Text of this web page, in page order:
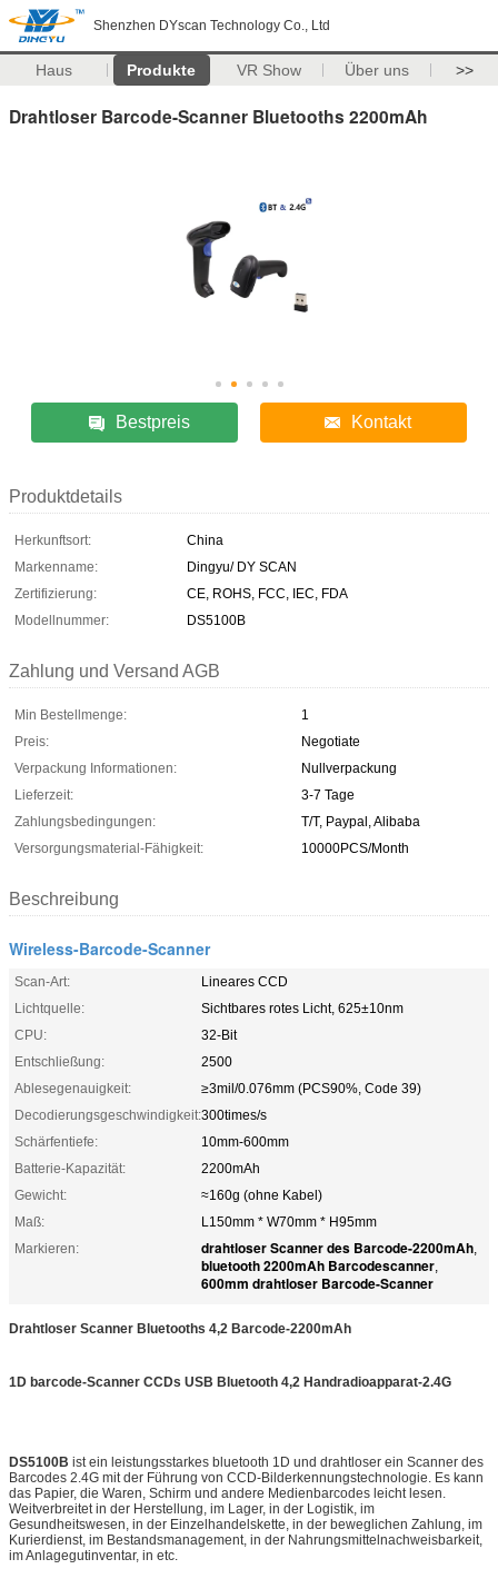
Shenzhen DYscan Technology Co., Ltd
Haus Produkte VR Show Über uns >>
Drahtloser Barcode-Scanner Bluetooths 2200mAh
Bestpreis Kontakt
Produktdetails
Herkunftsort:
China
Markenname:
Dingyu/ DY SCAN
Zertifizierung:
CE, ROHS, FCC, IEC, FDA
Modellnummer:
DS5100B
Zahlung und Versand AGB
Min Bestellmenge:
1
Preis:
Negotiate
Verpackung Informationen:
Nullverpackung
Lieferzeit:
3-7 Tage
Zahlungsbedingungen:
T/T, Paypal, Alibaba
Versorgungsmaterial-Fähigkeit:
10000PCS/Month
Beschreibung
Wireless-Barcode-Scanner
Scan-Art:
Lineares CCD
Lichtquelle:
Sichtbares rotes Licht, 625±10nm
CPU:
32-Bit
Entschließung:
2500
Ablesegenauigkeit:
≥3mil/0.076mm (PCS90%, Code 39)
Decodierungsgeschwindigkeit:300times/s
Schärfentiefe:
10mm-600mm
Batterie-Kapazität:
2200mAh
Gewicht:
≈160g (ohne Kabel)
Maß:
L150mm * W70mm * H95mm
Markieren:
drahtloser Scanner des Barcode-2200mAh,
bluetooth 2200mAh Barcodescanner,
600mm drahtloser Barcode-Scanner
Drahtloser Scanner Bluetooths 4,2 Barcode-2200mAh
1D barcode-Scanner CCDs USB Bluetooth 4,2 Handradioapparat-2.4G
DS5100B ist ein leistungsstarkes bluetooth 1D und drahtloser ein Scanner des
Barcodes 2.4G mit der Führung von CCD-Bilderkennungstechnologie. Es kann
das Papier, die Waren, Schirm und andere Medienbarcodes leicht lesen.
Weitverbreitet in der Herstellung, im Lager, in der Logistik, im
Gesundheitswesen, in der Einzelhandelskette, in der beweglichen Zahlung, im
Kurierdienst, im Bestandsmanagement, in der Nahrungsmittelnachweisbarkeit,
im Anlagegutinventar, in etc.